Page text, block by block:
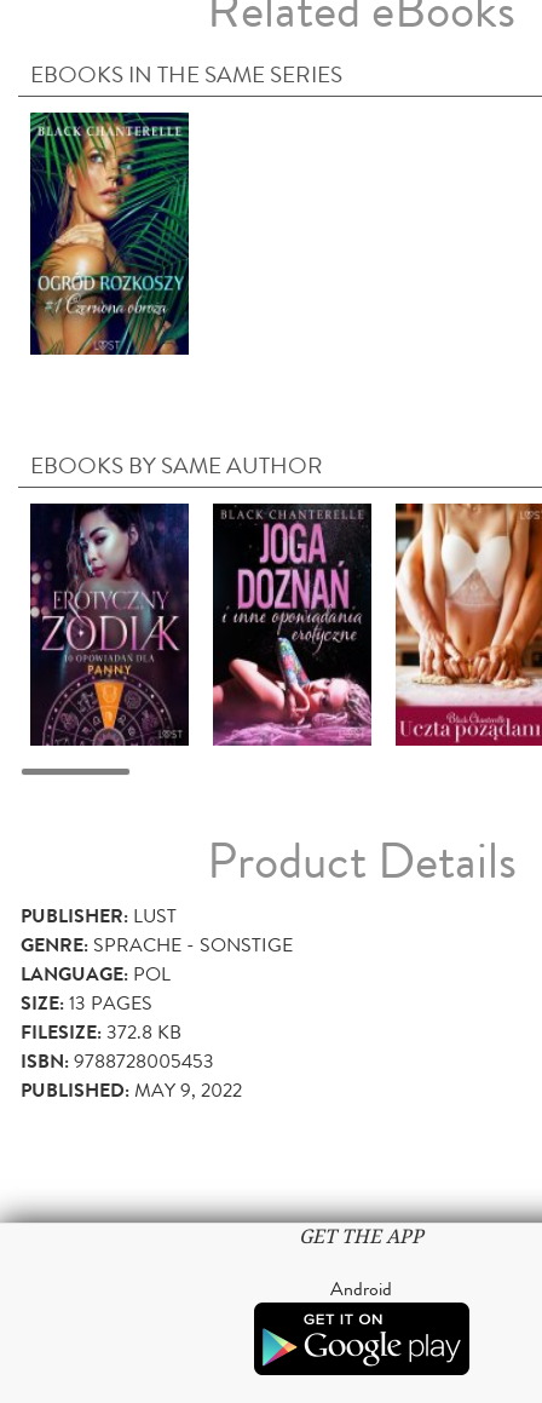
EBOOKS IN THE SAME SERIES
EBOOKS BY SAME AUTHOR
Product Details
PUBLISHER: LUST
GENRE: SPRACHE - SONSTIGE
LANGUAGE: POL
SIZE:13 PAGES
FILESIZE:372.8 KB
ISBN:9788728005453
PUBLISHED:MAY 9, 2022
GET THE APP
Android